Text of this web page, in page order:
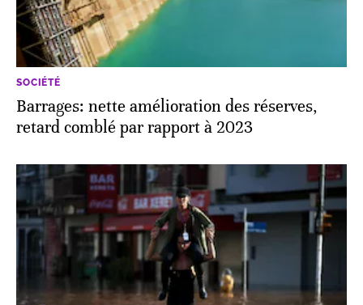
SOCIÉTÉ
Barrages: nette amélioration des réserves,
retard comblé par rapport à 2023